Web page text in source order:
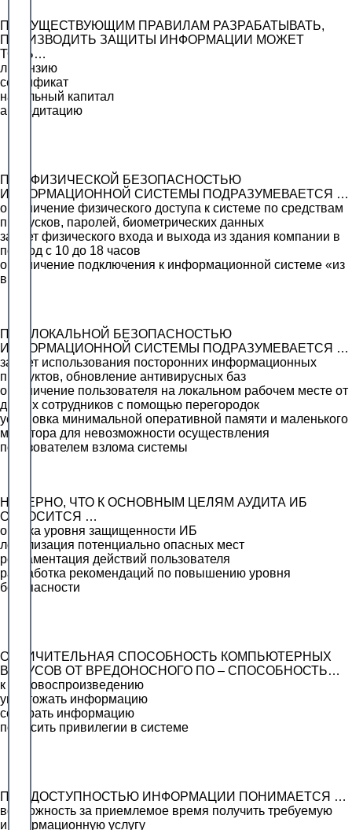
ПО СУЩЕСТВУЮЩИМ ПРАВИЛАМ РАЗРАБАТЫВАТЬ,
ПРОИЗВОДИТЬ ЗАЩИТЫ ИНФОРМАЦИИ МОЖЕТ
ТОЛЬ…
лицензию
сертификат
начальный капитал
аккредитацию
ПОД ФИЗИЧЕСКОЙ БЕЗОПАСНОСТЬЮ
ИНФОРМАЦИОННОЙ СИСТЕМЫ ПОДРАЗУМЕВАЕТСЯ …
ограничение физического доступа к системе по средствам
пропусков, паролей, биометрических данных
запрет физического входа и выхода из здания компании в
период с 10 до 18 часов
ограничение подключения к информационной системе «из
вне»
ПОД ЛОКАЛЬНОЙ БЕЗОПАСНОСТЬЮ
ИНФОРМАЦИОННОЙ СИСТЕМЫ ПОДРАЗУМЕВАЕТСЯ …
запрет использования посторонних информационных
продуктов, обновление антивирусных баз
ограничение пользователя на локальном рабочем месте от
других сотрудников с помощью перегородок
установка минимальной оперативной памяти и маленького
монитора для невозможности осуществления
пользователем взлома системы
НЕВЕРНО, ЧТО К ОСНОВНЫМ ЦЕЛЯМ АУДИТА ИБ
ОТНОСИТСЯ …
оценка уровня защищенности ИБ
локализация потенциально опасных мест
регламентация действий пользователя
разработка рекомендаций по повышению уровня
безопасности
ОТЛИЧИТЕЛЬНАЯ СПОСОБНОСТЬ КОМПЬЮТЕРНЫХ
ВИРУСОВ ОТ ВРЕДОНОСНОГО ПО – СПОСОБНОСТЬ…
к самовоспроизведению
уничтожать информацию
собирать информацию
повысить привилегии в системе
ПОД ДОСТУПНОСТЬЮ ИНФОРМАЦИИ ПОНИМАЕТСЯ …
возможность за приемлемое время получить требуемую
информационную услугу